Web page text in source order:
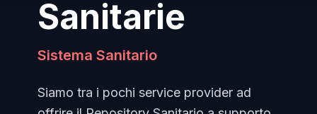
Sanitarie
Sistema Sanitario
Siamo tra i pochi service provider ad